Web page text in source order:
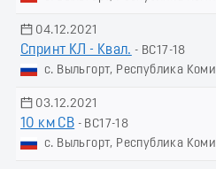
04.12.2021
Спринт КЛ - Квал. - ВС17-18
с. Выльгорт, Республика Коми
03.12.2021
10 км СВ - ВС17-18
с. Выльгорт, Республика Коми